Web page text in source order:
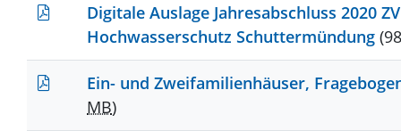
Digitale Auslage Jahresabschluss 2020 ZV
Hochwasserschutz Schuttermündung
Ein- und Zweifamilienhäuser,
MB)